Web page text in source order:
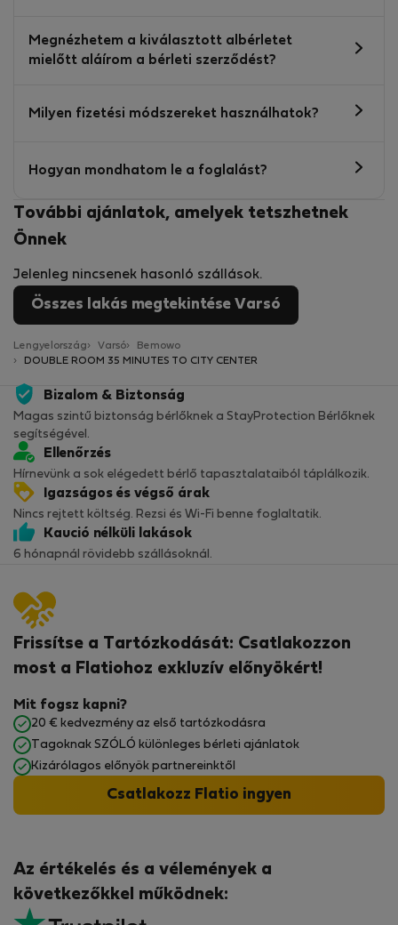
Megnézhetem a kiválasztott albérletet
mielőtt aláírom a bérleti szerződést?
Milyen fizetési módszereket használhatok?
Hogyan mondhatom le a foglalást?
További ajánlatok, amelyek tetszhetnek
Önnek
Jelenleg nincsenek hasonló szállások.
Összes lakás megtekintése Varsó
Lengyelország Varsó
Bemowo
DOUBLE ROOM 35 MINUTES TO CITY CENTER
Bizalom & Biztonság
Magas szintű biztonság bérlőknek a StayProtection Bérlőknek
segítségével.
Ellenőrzés
Hírnevünk a sok elégedett bérlő tapasztalataiból táplálkozik.
Igazságos és végső árak
Nincs rejtett költség. Rezsi és Wi-Fi benne foglaltatik.
Kaució nélküli lakások
6 hónapnál rövidebb szállásoknál.
Az értékelés és a vélemények a
következőkkel működnek:
Frissítse a Tartózkodását: Csatlakozzon
most a Flatiohoz exkluzív előnyökért!
Mit fogsz kapni?
20 € kedvezmény az első tartózkodásra
Tagoknak SZÓLÓ különleges bérleti ajánlatok
Kizárólagos előnyök partnereinktől
Csatlakozz Flatio ingyen